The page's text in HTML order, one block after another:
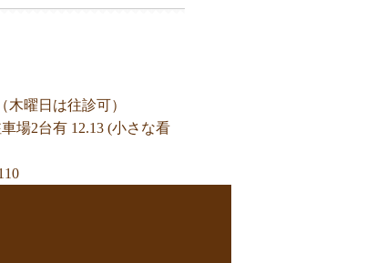
曜日は往診可）
場2台有 12.13 (小さな看